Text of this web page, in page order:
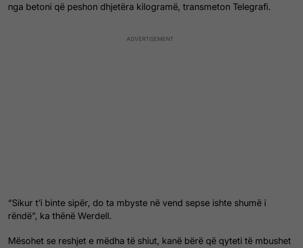
nga betoni që peshon dhjetëra kilogramë, transmeton Telegrafi.
“Sikur t’i binte sipër, do ta mbyste në vend sepse ishte shumë i
rëndë”, ka thënë Werdell.
Mësohet se reshjet e mëdha të shiut, kanë bërë që qyteti të mbushet